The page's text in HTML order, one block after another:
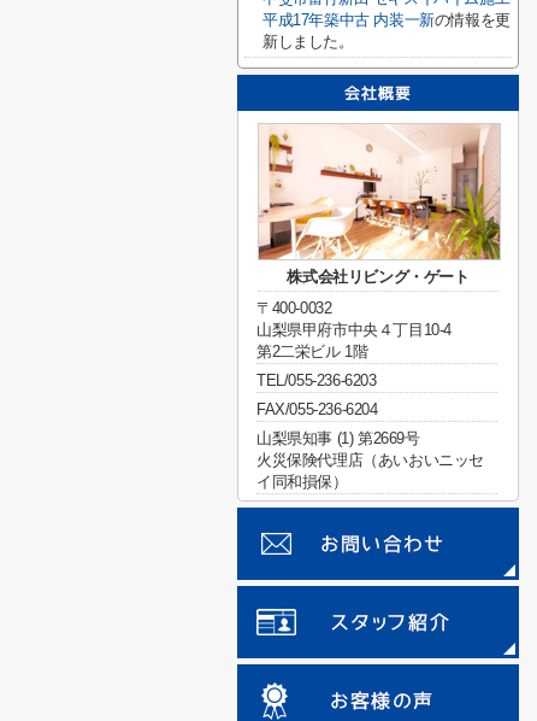
平成17年築中古 内装一新の情報を更
新しました。
株式会社リビング・ゲート
〒400-0032
山梨県甲府市中央４丁目10-4
第2二栄ビル 1階
TEL/055-236-6203
FAX/055-236-6204
山梨県知事 (1) 第2669号
火災保険代理店（あいおいニッセ
イ同和損保）